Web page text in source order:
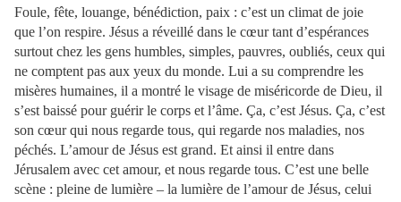
Foule, fête, louange, bénédiction, paix : c’est un climat de joie
que l’on respire. Jésus a réveillé dans le cœur tant d’espérances
surtout chez les gens humbles, simples, pauvres, oubliés, ceux qui
ne comptent pas aux yeux du monde. Lui a su comprendre les
misères humaines, il a montré le visage de miséricorde de Dieu, il
s’est baissé pour guérir le corps et l’âme. Ça, c’est Jésus. Ça, c’est
son cœur qui nous regarde tous, qui regarde nos maladies, nos
péchés. L’amour de Jésus est grand. Et ainsi il entre dans
Jérusalem avec cet amour, et nous regarde tous. C’est une belle
scène : pleine de lumière – la lumière de l’amour de Jésus, celui